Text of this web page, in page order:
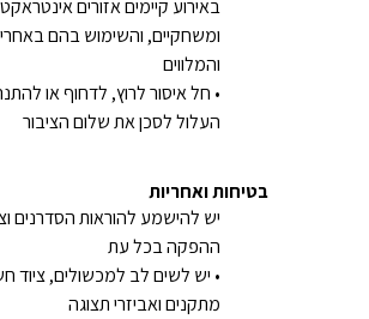
באירוע קיימים אזורים
ומשחקיים, והשימוש בהם
והמלווים
• חל איסור לרוץ, לדחוף או
העלול לסכן את שלום הציבור
בטיחות ואחריות
יש להישמע להוראות הסדרנים
ההפקה בכל עת
• יש לשים לב למכשולים, ציוד
מתקנים ואביזרי תצוגה